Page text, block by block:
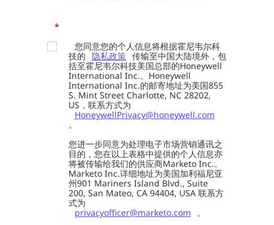
*
您同意您的个人信息将根据霍尼韦尔科
技的 隐私政策 传输至中国大陆境外，包
括至霍尼韦尔科技美国总部的Honeywell
International Inc.。Honeywell
International Inc.的邮寄地址为美国855
S. Mint Street Charlotte, NC 28202,
US，联系方式为
HoneywellPrivacy@honeywell.com
。
您进一步同意为处理电子市场营销通讯之
目的，您在以上表格中提供的个人信息亦
将被传输给我们的供应商Marketo Inc.。
Marketo Inc.详细地址为美国加利福尼亚
州901 Mariners Island Blvd., Suite
200, San Mateo, CA 94404, USA 联系方
式为
privacyofficer@marketo.com
。